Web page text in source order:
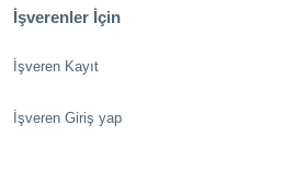
İşverenler İçin
İşveren Kayıt
İşveren Giriş yap